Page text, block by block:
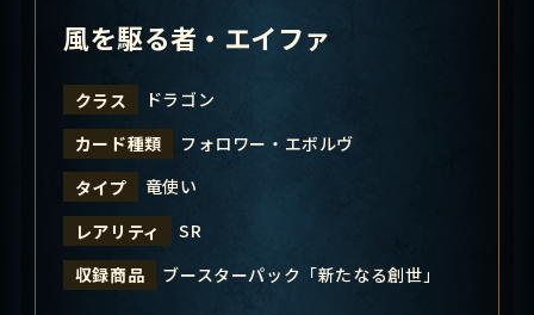
風を駆る者・エイファ
クラス
ドラゴン
カード種類
フォロワー・エボルヴ
タイプ
竜使い
レアリティ
SR
収録商品
ブースターパック「新たなる創世」